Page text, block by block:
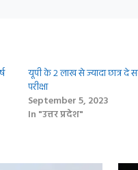
यूपी के 2 लाख से ज्यादा छात्र दे
परीक्षा
September 5, 2023
In "उत्तर प्रदेश"